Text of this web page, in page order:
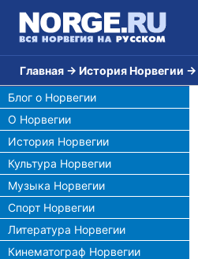
Главная → История Норвегии →
Блог о Норвегии
О Норвегии
История Норвегии
Культура Норвегии
Музыка Норвегии
Спорт Норвегии
Литература Норвегии
Кинематограф Норвегии